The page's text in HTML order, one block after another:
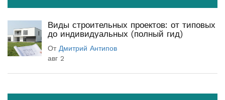
Виды строительных проектов: от типовых
до индивидуальных (полный гид)
От Дмитрий Антипов
авг 2